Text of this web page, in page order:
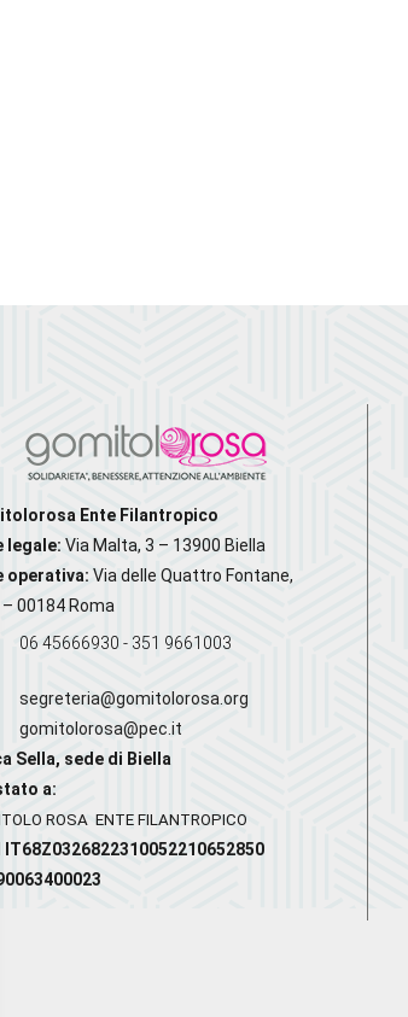
Ente Filantropico
legale: Via Malta, 3 – 13900 Biella
operativa: Via delle Quattro Fontane,
– 00184 Roma
06 45666930 - 351 9661003
segreteria@gomitolorosa.org
gomitolorosa@pec.it
Sella, sede di Biella
a:
ROSA ENTE FILANTROPICO
IT68Z0326822310052210652850
90063400023